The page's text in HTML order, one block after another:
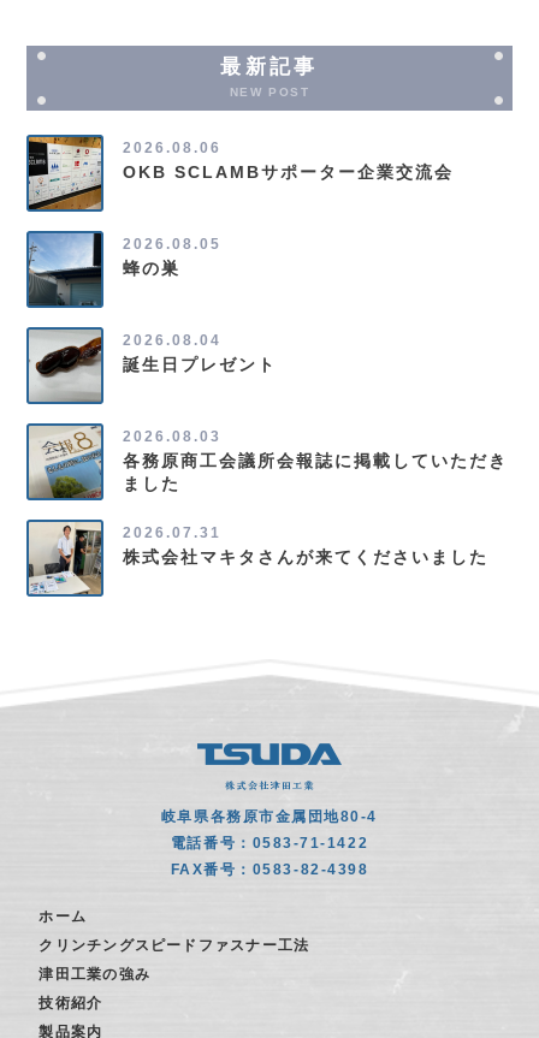
最新記事
NEW POST
2026.08.06
OKB SCLAMBサポーター企業交流会
2026.08.05
蜂の巣
2026.08.04
誕生日プレゼント
2026.08.03
各務原商工会議所会報誌に掲載していただき
ました
2026.07.31
株式会社マキタさんが来てくださいました
岐阜県各務原市金属団地80-4
電話番号：0583-71-1422
FAX番号：0583-82-4398
ホーム
クリンチングスピードファスナー工法
津田工業の強み
技術紹介
製品案内